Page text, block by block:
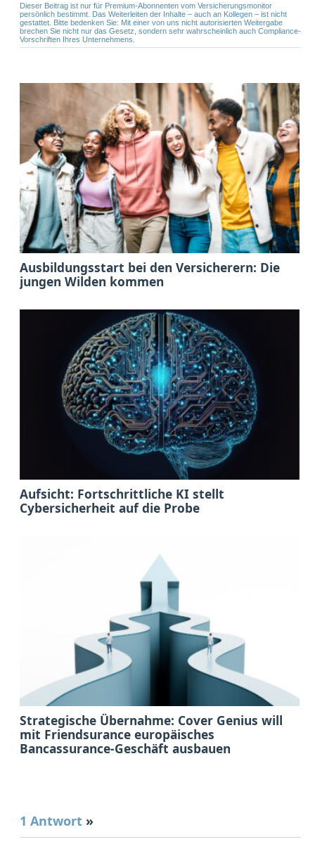
Dieser Beitrag ist nur für Premium-Abonnenten vom Versicherungsmonitor
persönlich bestimmt. Das Weiterleiten der Inhalte – auch an Kollegen – ist nicht
gestattet. Bitte bedenken Sie: Mit einer von uns nicht autorisierten Weitergabe
brechen Sie nicht nur das Gesetz, sondern sehr wahrscheinlich auch Compliance-
Vorschriften Ihres Unternehmens.
Ausbildungsstart bei den Versicherern: Die
jungen Wilden kommen
Aufsicht: Fortschrittliche KI stellt
Cybersicherheit auf die Probe
Strategische Übernahme: Cover Genius will
mit Friendsurance europäisches
Bancassurance-Geschäft ausbauen
1 Antwort »